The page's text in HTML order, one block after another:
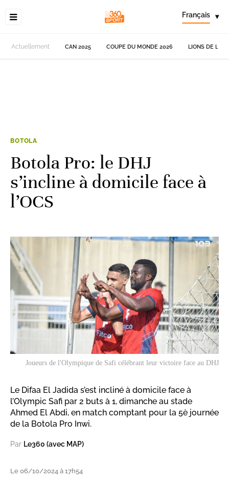
Français ▾
Actuellement CAN 2025 COUPE DU MONDE 2026 LIONS DE
BOTOLA
Botola Pro: le DHJ
s’incline à domicile face à
l’OCS
Joueurs de l'Olympique de Safi célébrant leur victoire face au DHJ
Le Difaa El Jadida s’est incliné à domicile face à
l’Olympic Safi par 2 buts à 1, dimanche au stade
Ahmed El Abdi, en match comptant pour la 5è journée
de la Botola Pro Inwi.
Par Le360 (avec MAP)
Le 06/10/2024 à 17h54